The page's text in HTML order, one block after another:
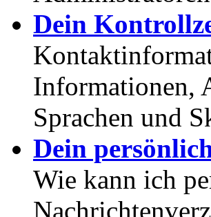
Dein
Informationen,
Sprachen und
Dein
Wie kann ich